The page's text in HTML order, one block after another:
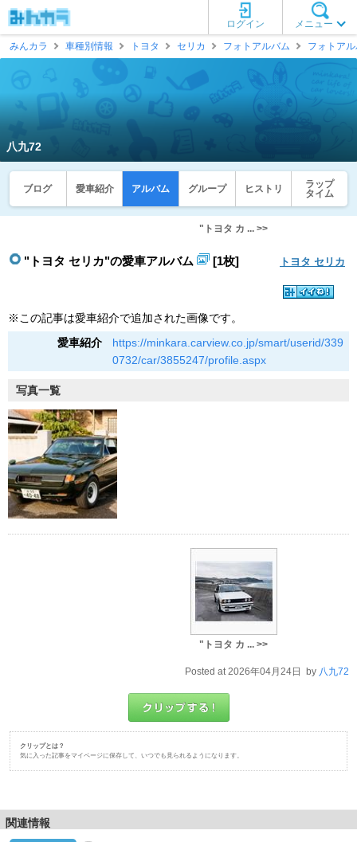
メニュー
ログイン
みんカラ
車種別情報 トヨタ セリカ フォトアルバム フォトア
八九72
ブログ 愛車紹介 アルバム グループ ヒストリ
ラップ
タイム
"トヨタ カ ... >>
"トヨタ セリカ"の愛車アルバム [1枚] トヨタ セリカ
※この記事は愛車紹介で追加された画像です。
愛車紹介
https://minkara.carview.co.jp/smart/userid/339
0732/car/3855247/profile.aspx
写真一覧
"トヨタ カ ... >>
Posted at 2026年04月24日 by 八九72
クリップとは？
気に入った記事をマイページに保存して、いつでも見られるようになります。
関連情報